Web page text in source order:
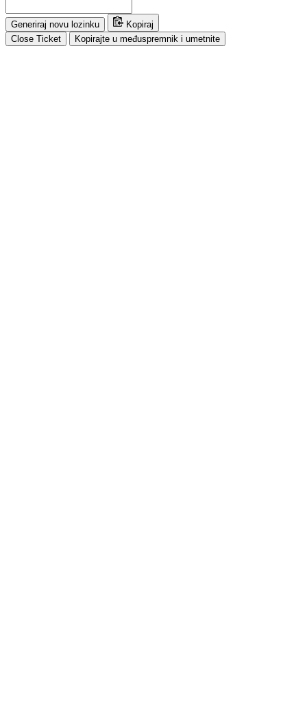
Generiraj novu lozinku
Kopiraj
Close Ticket
Kopirajte u međuspremnik i umetnite